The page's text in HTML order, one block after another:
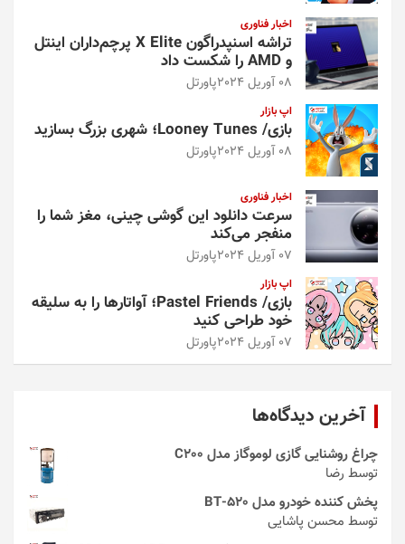
اخبار فناوری
تراشه اسنپدراگون X Elite پرچم‌داران اینتل
و AMD را شکست داد
08 آوریل 2024 پاورتل
اپ بازار
بازی/ Looney Tunes؛ شهری بزرگ بسازید
08 آوریل 2024 پاورتل
اخبار فناوری
سرعت دانلود این گوشی چینی، مغز شما را
منفجر می‌کند
07 آوریل 2024 پاورتل
اپ بازار
بازی/ Pastel Friends؛ آواتارها را به سلیقه
خود طراحی کنید
07 آوریل 2024 پاورتل
آخرین دیدگاه‌ها
چراغ روشنایی گازی لوموگاز مدل C200
توسط رضا
پخش کننده خودرو مدل 520-BT
توسط محسن پاشایی